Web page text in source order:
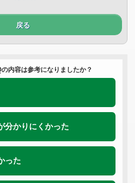
戻る
内容は参考になりましたか？
分かりにくかった
った